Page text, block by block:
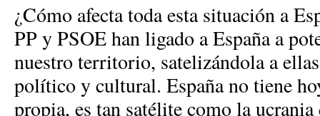
¿Cómo afecta toda esta situación a
PP y PSOE han ligado a España a
nuestro territorio, satelizándola a
político y cultural. España no tiene
propia, es tan satélite como la